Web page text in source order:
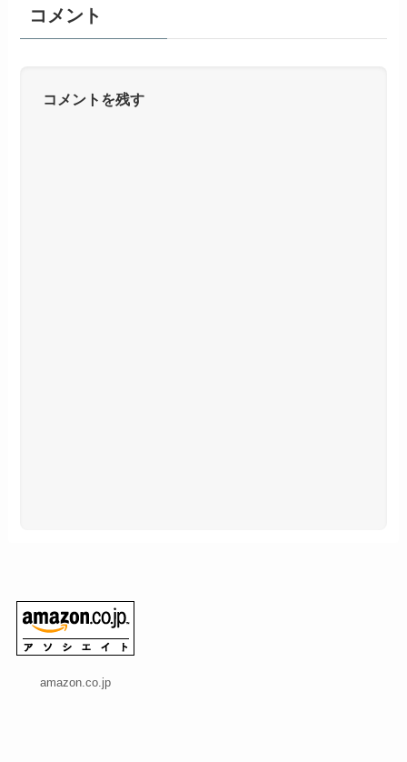
コメント
コメントを残す
amazon.co.jp